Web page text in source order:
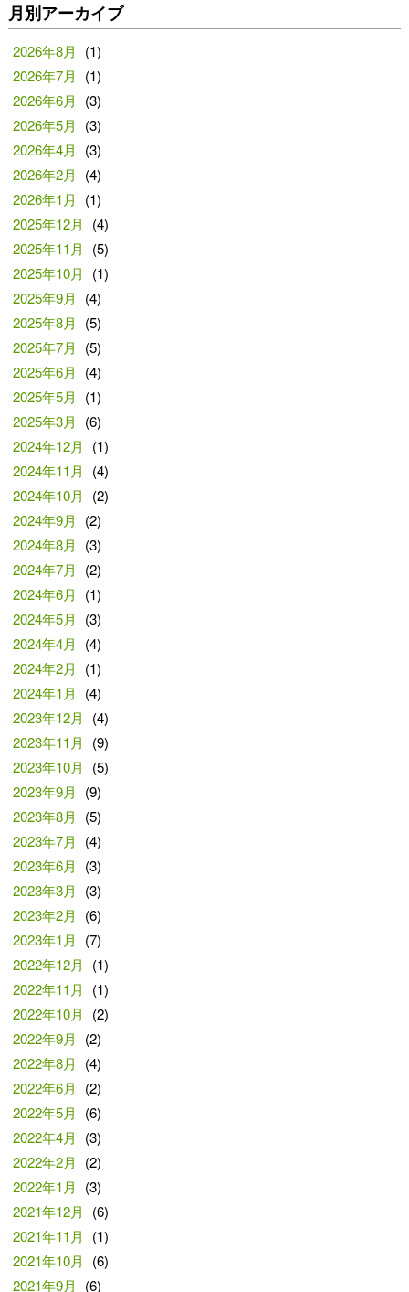
月別アーカイブ
2026年8月
(1)
2026年7月
(1)
2026年6月
(3)
2026年5月
(3)
2026年4月
(3)
2026年2月
(4)
2026年1月
(1)
2025年12月
(4)
2025年11月
(5)
2025年10月
(1)
2025年9月
(4)
2025年8月
(5)
2025年7月
(5)
2025年6月
(4)
2025年5月
(1)
2025年3月
(6)
2024年12月
(1)
2024年11月
(4)
2024年10月
(2)
2024年9月
(2)
2024年8月
(3)
2024年7月
(2)
2024年6月
(1)
2024年5月
(3)
2024年4月
(4)
2024年2月
(1)
2024年1月
(4)
2023年12月
(4)
2023年11月
(9)
2023年10月
(5)
2023年9月
(9)
2023年8月
(5)
2023年7月
(4)
2023年6月
(3)
2023年3月
(3)
2023年2月
(6)
2023年1月
(7)
2022年12月
(1)
2022年11月
(1)
2022年10月
(2)
2022年9月
(2)
2022年8月
(4)
2022年6月
(2)
2022年5月
(6)
2022年4月
(3)
2022年2月
(2)
2022年1月
(3)
2021年12月
(6)
2021年11月
(1)
2021年10月
(6)
2021年9月
(6)